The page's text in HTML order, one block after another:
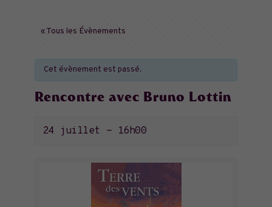
« Tous les Évènements
Cet évènement est passé.
Rencontre avec Bruno Lottin
24 juillet - 16h00